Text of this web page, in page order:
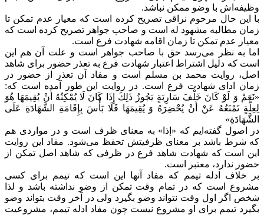
وظیفه‌اش با وضو ممکن نباشد.
با این حال مرحوم نراقی تصریح کرده است که معیار عدم تمکن تا
زمان مطالبه مشهود له است و صاحب جواهر تصریح کرده است که
معیار عدم تمکن تا زمان اقامه شهادت فرع است.
اما به نظر می‌رسد حق با صاحب جواهر است و علت آن هم این
است که دلیل اشتراط اعتبار شهادت فرع به تعذر حضور برای شاهد
اصل، روایت محمد بن مسلم است و مفاد آن تعذر از حضور در
زمان ادای شهادت فرع است. در روایت این طور آمده است که:
«نَعَمْ وَ لَوْ كَانَ خَلْفَ سَارِيَةٍ يَجُوزُ ذَلِكَ إِذَا كَانَ لَا يُمْكِنُهُ أَنْ يُقِيمَهَا هُوَ
لِعِلَّةٍ تَمْنَعُهُ عَنْ أَنْ يُحْضِرَهُ وَ يُقِيمَهَا فَلَا بَأْسَ بِإِقَامَةِ الشَّهَادَةِ عَلَى
الشَّهَادَةِ»
در اصول گفته‌ایم که «إذا» به معنای ظرف است و در مواردی هم
که شرط باشد بر معنای ظرفیتش تحفظ می‌شود. مفاد این روایت
این است که شهادت شاهد فرع در ظرفی که شاهد اصل تمکن از
حضور ندارد، معتبر است.
بر خلاف ادله تیمم که مفاد آنها این است که تیمم برای کسی
مشروع است که در تمام وقت تمکن از وضو نداشته باشد و لذا
شخص اگر اول وقت نتواند وضو بگیرد ولی در آخر وقت بتواند وضو
بگیرد تیمم برای او مشروع نیست چون مفاد ادله تیمم، مشروعیت